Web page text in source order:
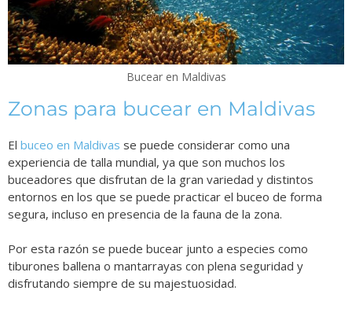
Bucear en Maldivas
Zonas para bucear en Maldivas
El buceo en Maldivas se puede considerar como una
experiencia de talla mundial, ya que son muchos los
buceadores que disfrutan de la gran variedad y distintos
entornos en los que se puede practicar el buceo de forma
segura, incluso en presencia de la fauna de la zona.
Por esta razón se puede bucear junto a especies como
tiburones ballena o mantarrayas con plena seguridad y
disfrutando siempre de su majestuosidad.